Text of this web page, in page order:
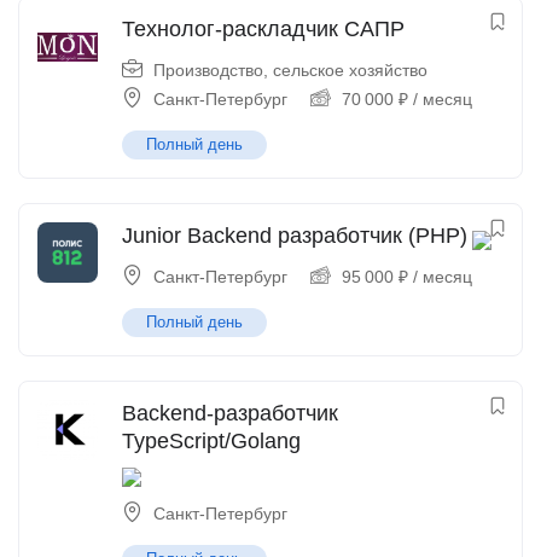
Технолог-раскладчик САПР
Производство, сельское хозяйство
Санкт-Петербург
70 000 ₽ / месяц
Полный день
Junior Backend разработчик (PHP)
Санкт-Петербург 95 000 ₽ / месяц
Полный день
Backend-разработчик
TypeScript/Golang
Санкт-Петербург